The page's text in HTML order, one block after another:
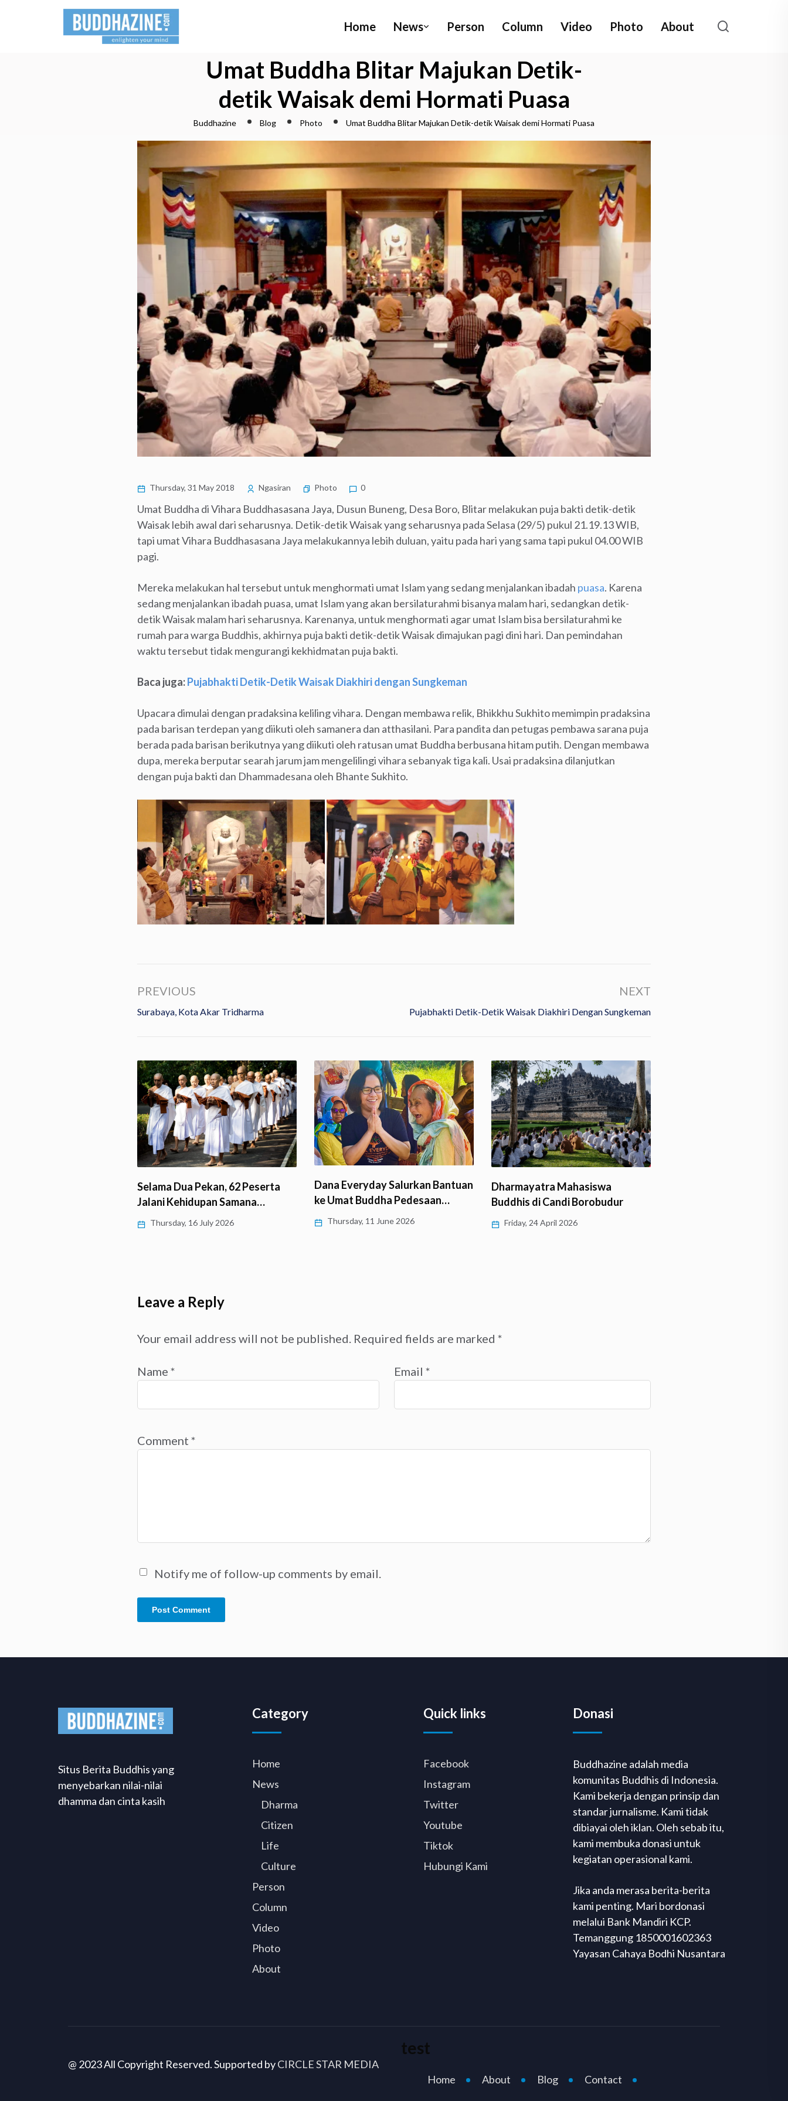
Home News Person Column Video Photo About
Umat Buddha Blitar Majukan Detik-
detik Waisak demi Hormati Puasa
Buddhazine Blog Photo Umat Buddha Blitar Majukan Detik-detik Waisak demi Hormati Puasa
Thursday, 31 May 2018 Ngasiran Photo 0
Umat Buddha di Vihara Buddhasasana Jaya, Dusun Buneng, Desa Boro, Blitar melakukan puja bakti detik-detik
Waisak lebih awal dari seharusnya. Detik-detik Waisak yang seharusnya pada Selasa (29/5) pukul 21.19.13 WIB,
tapi umat Vihara Buddhasasana Jaya melakukannya lebih duluan, yaitu pada hari yang sama tapi pukul 04.00 WIB
pagi.
Mereka melakukan hal tersebut untuk menghormati umat Islam yang sedang menjalankan ibadah puasa. Karena
sedang menjalankan ibadah puasa, umat Islam yang akan bersilaturahmi bisanya malam hari, sedangkan detik-
detik Waisak malam hari seharusnya. Karenanya, untuk menghormati agar umat Islam bisa bersilaturahmi ke
rumah para warga Buddhis, akhirnya puja bakti detik-detik Waisak dimajukan pagi dini hari. Dan pemindahan
waktu tersebut tidak mengurangi kekhidmatan puja bakti.
Baca juga:Pujabhakti Detik-Detik Waisak Diakhiri dengan Sungkeman
Upacara dimulai dengan pradaksina keliling vihara. Dengan membawa relik, Bhikkhu Sukhito memimpin pradaksina
pada barisan terdepan yang diikuti oleh samanera dan atthasilani. Para pandita dan petugas pembawa sarana puja
berada pada barisan berikutnya yang diikuti oleh ratusan umat Buddha berbusana hitam putih. Dengan membawa
dupa, mereka berputar searah jarum jam mengelilingi vihara sebanyak tiga kali. Usai pradaksina dilanjutkan
dengan puja bakti dan Dhammadesana oleh Bhante Sukhito.
PREVIOUS
Surabaya, Kota Akar Tridharma
NEXT
Pujabhakti Detik-Detik Waisak Diakhiri Dengan Sungkeman
Dana Everyday Salurkan Bantuan
ke Umat Buddha Pedesaan…
Thursday, 11 June 2026
Dharmayatra Mahasiswa
Buddhis di Candi Borobudur
Friday, 24 April 2026
Beri Motivasi kepada Umat, DPC
Patria Temanggung Kembali…
Wednesday, 4 March 2026
Leave a Reply
Your email address will not be published. Required fields are marked *
Name * Email *
Comment *
Notify me of follow-up comments by email.
Situs Berita Buddhis yang
menyebarkan nilai-nilai
dhamma dan cinta kasih
Category
Home
News
Dharma
Citizen
Life
Culture
Person
Column
Video
Photo
About
Quick links
Facebook
Instagram
Twitter
Youtube
Tiktok
Hubungi Kami
Donasi
Buddhazine adalah media
komunitas Buddhis di Indonesia.
Kami bekerja dengan prinsip dan
standar jurnalisme. Kami tidak
dibiayai oleh iklan. Oleh sebab itu,
kami membuka donasi untuk
kegiatan operasional kami.
Jika anda merasa berita-berita
kami penting. Mari bordonasi
melalui Bank Mandiri KCP.
Temanggung 1850001602363
Yayasan Cahaya Bodhi Nusantara
@ 2023 All Copyright Reserved. Supported byCIRCLE STAR MEDIA
test
Home About Blog Contact